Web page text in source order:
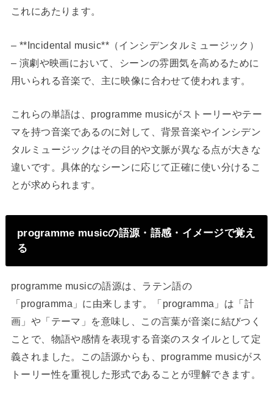
これにあたります。
– **Incidental music**（インシデンタルミュージック）
– 演劇や映画において、シーンの雰囲気を高めるために
用いられる音楽で、主に映像に合わせて使われます。
これらの単語は、programme musicがストーリーやテー
マを持つ音楽であるのに対して、背景音楽やインシデン
タルミュージックはその目的や文脈が異なる点が大きな
違いです。具体的なシーンに応じて正確に使い分けるこ
とが求められます。
programme musicの語源・語感・イメージで覚え
る
programme musicの語源は、ラテン語の
「programma」に由来します。「programma」は「計
画」や「テーマ」を意味し、この言葉が音楽に結びつく
ことで、物語や感情を表現する音楽のスタイルとして定
義されました。この語源からも、programme musicがス
トーリー性を重視した形式であることが理解できます。